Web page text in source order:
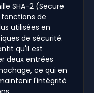
SHA-2 (Secure
de
utilisées en
de sécurité.
qu'il est
deux entrées
ce qui en
l'intégrité